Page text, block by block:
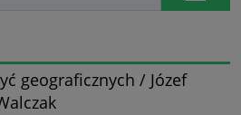
geograficznych / Józef